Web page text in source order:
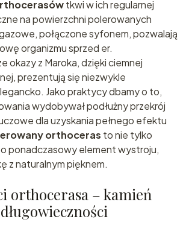
tkwi w ich regularnej
na powierzchni polerowanych
połączone syfonem, pozwalają
organizmu sprzed er.
okazy z Maroka, dzięki ciemnej
prezentują się niezwykle
Jako praktycy dbamy o to,
wydobywał podłużny przekrój
dla uzyskania pełnego efektu
orthoceras to nie tylko
ponadczasowy element wystroju,
z naturalnym pięknem.
orthocerasa – kamień